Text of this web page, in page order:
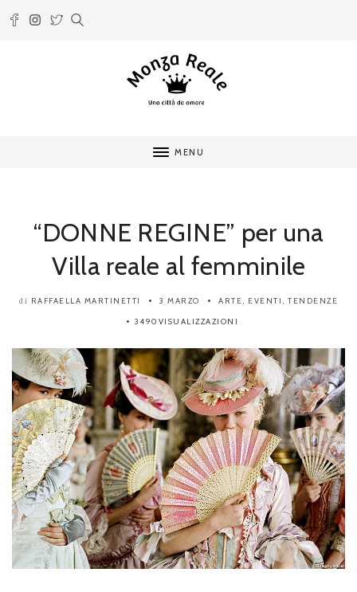
MENU
“DONNE REGINE” per una
Villa reale al femminile
di RAFFAELLA MARTINETTI 3 MARZO ARTE, EVENTI , TENDENZE
3490VISUALIZZAZIONI